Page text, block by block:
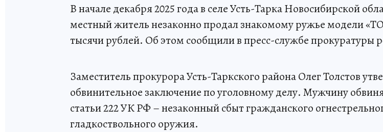
В начале декабря 2025 года в селе Усть-Тарка Новосибирской
местный житель незаконно продал знакомому ружье модели
тысячи рублей. Об этом сообщили в пресс-службе прокуратуры
Заместитель прокурора Усть-Таркского района Олег Толстов
обвинительное заключение по уголовному делу. Мужчину
статьи 222 УК РФ – незаконный сбыт гражданского
гладкоствольного оружия.